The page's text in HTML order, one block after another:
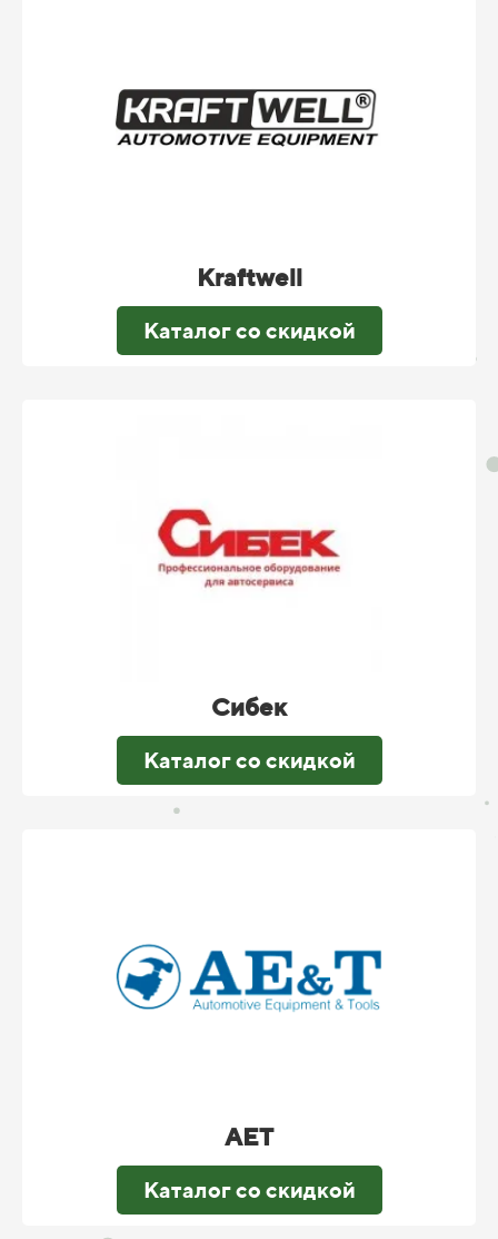
Kraftwell
Каталог со скидкой
Сибек
Каталог со скидкой
AET
Каталог со скидкой